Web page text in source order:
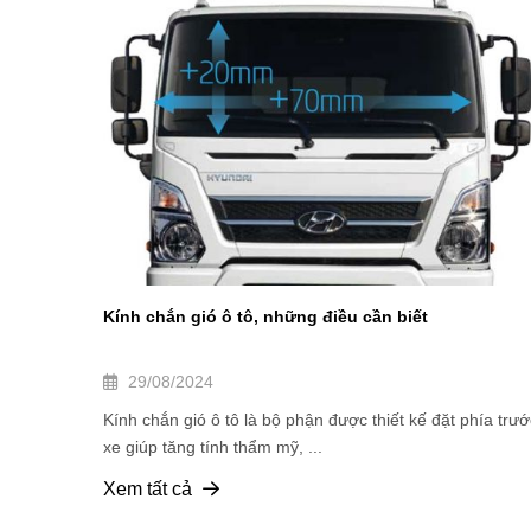
Kính chắn gió ô tô, những điều cần biết
29/08/2024
Kính chắn gió ô tô là bộ phận được thiết kế đặt phía
xe giúp tăng tính thẩm mỹ, ...
Xem tất cả